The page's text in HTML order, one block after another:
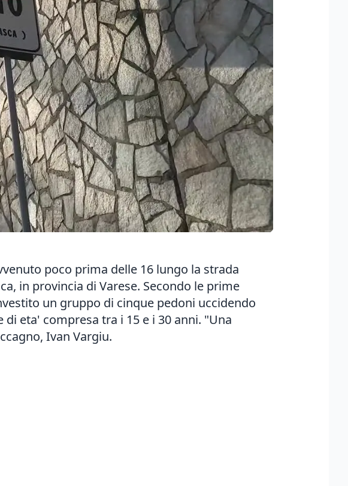
poco prima delle 16 lungo la strada
in provincia di Varese. Secondo le prime
un gruppo di cinque pedoni uccidendo
eta' compresa tra i 15 e i 30 anni. "Una
Ivan Vargiu.